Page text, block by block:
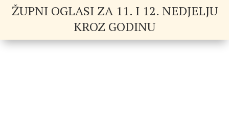
ŽUPNI OGLASI ZA 11. I 12. NEDJELJU
KROZ GODINU